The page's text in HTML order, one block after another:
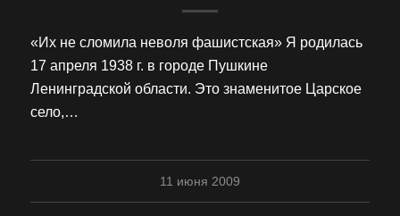
«Их не сломила неволя фашистская» Я родилась
17 апреля 1938 г. в городе Пушкине
Ленинградской области. Это знаменитое Царское
село,…
11 июня 2009